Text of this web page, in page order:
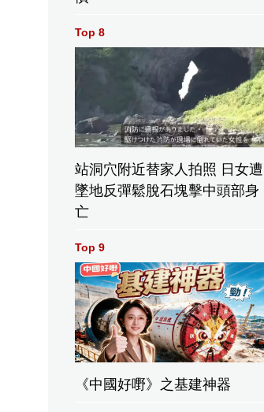
Top 8
站洞穴附近替家人拍照 日女遭
墜地反彈鬆脫石塊擊中頭部身
亡
Top 9
《中國好嘢》之基建神器